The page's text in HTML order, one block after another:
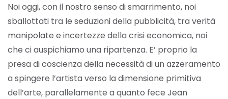
Noi oggi, con il nostro senso di smarrimento, noi
sballottati tra le seduzioni della pubblicità, tra verità
manipolate e incertezze della crisi economica, noi
che ci auspichiamo una ripartenza. E’ proprio la
presa di coscienza della necessità di un azzeramento
a spingere l’artista verso la dimensione primitiva
dell’arte, parallelamente a quanto fece Jean